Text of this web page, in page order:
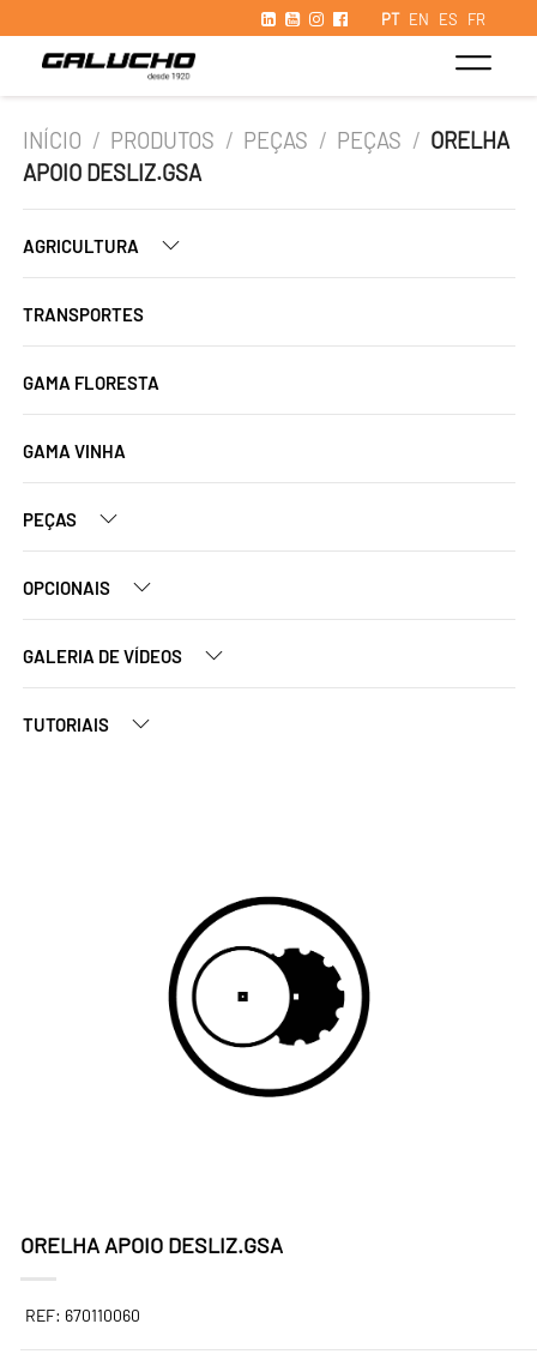
PT EN ES FR
INÍCIO / PRODUTOS / PEÇAS / PEÇAS / ORELHA
APOIO DESLIZ.GSA
AGRICULTURA
TRANSPORTES
GAMA FLORESTA
GAMA VINHA
PEÇAS
OPCIONAIS
GALERIA DE VÍDEOS
TUTORIAIS
ORELHA APOIO DESLIZ.GSA
REF: 670110060